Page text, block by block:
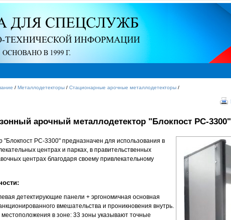
/ Металлодетекторы / Стационарные арочные металлодетекторы /
арочный металлодетектор "Блокпост PC-3300"
"Блокпост РС-3300" предназначен для использования в
центрах и парках, в правительственных
центрах благодаря своему привлекательному
детектирующие панели + эргономичная основная
вмешательства и проникновения внутрь.
в зоне: 33 зоны указывают точные